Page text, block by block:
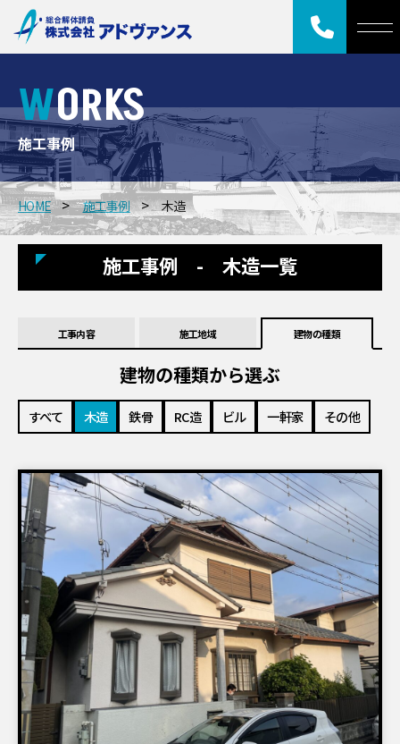
WORKS
施工事例
HOME 施工事例 木造
施工事例 - 木造一覧
工事内容 施工地域 建物の種類
建物の種類から選ぶ
すべて 木造 鉄骨 RC造 ビル 一軒家 その他
建物解体工事